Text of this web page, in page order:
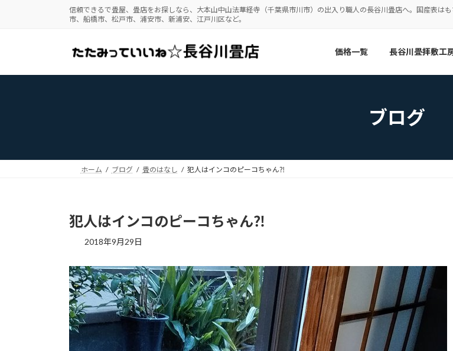
へ
ョ
信頼できるで畳屋、畳店をお探しなら、大本山中山法華経寺（千葉県市川市）の出入り職人の長谷川畳店へ。国産表は
市、船橋市、松戸市、浦安市、新浦安、江戸川区など。
価格一覧 長谷川畳拝敷工
ブログ
ホーム ブログ 畳のはなし 犯人はインコのピーコちゃん⁈
犯人はインコのピーコちゃん⁈
2018年9月29日